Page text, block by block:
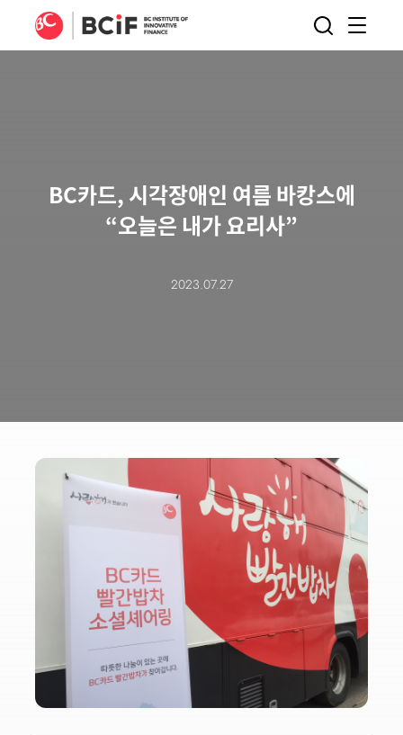
BCIF
메뉴
열기
검색
BC카드, 시각장애인 여름 바캉스에
“오늘은 내가 요리사”
2023.07.27